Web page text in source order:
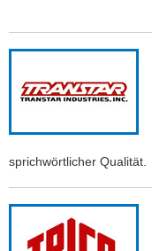
sprichwörtlicher Qualität.